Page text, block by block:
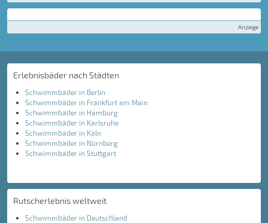
Anzeige
Erlebnisbäder nach Städten
Schwimmbäder in Berlin
Schwimmbäder in Frankfurt am Main
Schwimmbäder in Hamburg
Schwimmbäder in Karlsruhe
Schwimmbäder in Köln
Schwimmbäder in Nürnberg
Schwimmbäder in Stuttgart
Rutscherlebnis weltweit
Schwimmbäder in Deutschland